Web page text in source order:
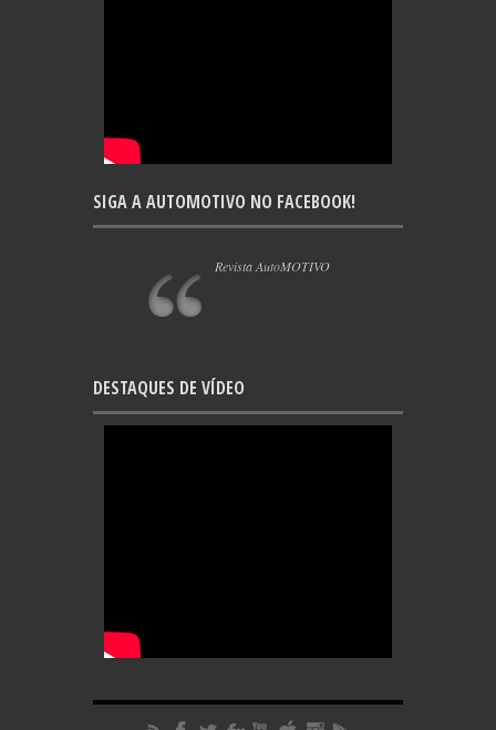
SIGA A AUTOMOTIVO NO FACEBOOK!
Revista AutoMOTIVO
DESTAQUES DE VÍDEO